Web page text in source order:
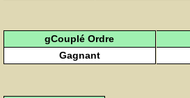
gCouplé Ordre
Gagnant